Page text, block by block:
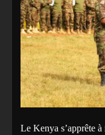
Le Kenya s’apprête